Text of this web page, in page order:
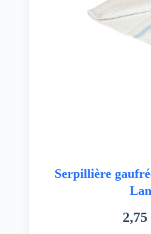
Serpillière
2,75